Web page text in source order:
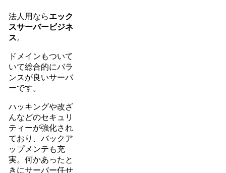
法人用ならエック
スサーバービジネ
ス。
ドメインもついて
いて総合的にバラ
ンスが良いサーバ
ーです。
ハッキングや改ざ
んなどのセキュリ
ティーが強化され
ており、バックア
ップメンテも充
実。何かあったと
きにサーバー任せ